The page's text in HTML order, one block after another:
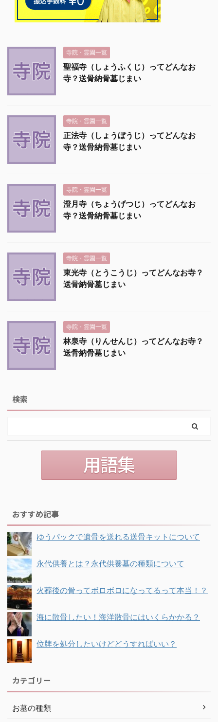
寺院・霊園一覧
聖福寺（しょうふくじ）ってどんなお
寺？送骨納骨墓じまい
寺院・霊園一覧
正法寺（しょうぼうじ）ってどんなお
寺？送骨納骨墓じまい
寺院・霊園一覧
澄月寺（ちょうげつじ）ってどんなお
寺？送骨納骨墓じまい
寺院・霊園一覧
東光寺（とうこうじ）ってどんなお寺？
送骨納骨墓じまい
寺院・霊園一覧
林泉寺（りんせんじ）ってどんなお寺？
送骨納骨墓じまい
検索
おすすめ記事
ゆうパックで遺骨を送れる送骨キットについて
永代供養とは？永代供養墓の種類について
火葬後の骨ってボロボロになってるって本当！？
海に散骨したい！海洋散骨にはいくらかかる？
位牌を処分したいけどどうすればいい？
カテゴリー
お墓の種類